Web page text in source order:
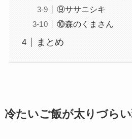
⑨ササニシキ
⑩森のくまさん
まとめ
冷たいご飯が太りづら